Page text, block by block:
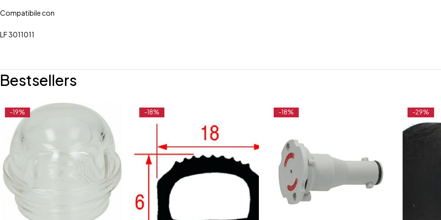
Compatibile con
LF 3011011
Bestsellers
-19% -18% -18% -29%